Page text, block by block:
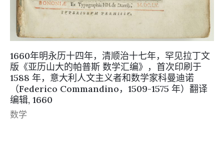
1660年明永历十四年，清顺治十七年，罕见拉丁文
版《亚历山大的帕普斯 数学汇编》，首次印刷于
1588 年，意大利人文主义者和数学家科曼迪诺
（Federico Commandino，1509-1575 年）翻译
编辑, 1660
数学